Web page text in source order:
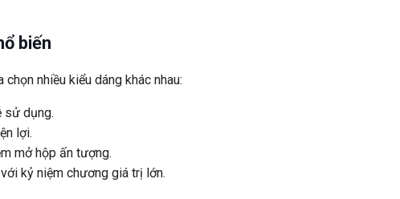
biến
nhiều kiểu dáng khác nhau:
sử dụng.
lợi.
mở hộp ấn tượng.
kỷ niệm chương giá trị lớn.